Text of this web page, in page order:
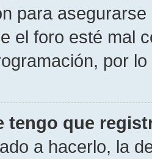
para
el foro esté mal
por
tengo que
a hacerlo, la